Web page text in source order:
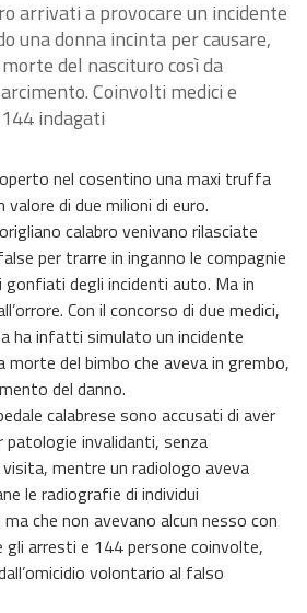
arrivati a provocare un incidente
una donna incinta per causare,
del nascituro così da
Coinvolti medici e
indagati
nel cosentino una maxi truffa
valore di due milioni di euro.
calabro venivano rilasciate
per trarre in inganno le compagnie
degli incidenti auto. Ma in
Con il concorso di due medici,
ha infatti simulato un incidente
morte del bimbo che aveva in grembo,
del danno.
calabrese sono accusati di aver
invalidanti, senza
mentre un radiologo aveva
le radiografie di individui
che non avevano alcun nesso con
arresti e 144 persone coinvolte,
volontario al falso